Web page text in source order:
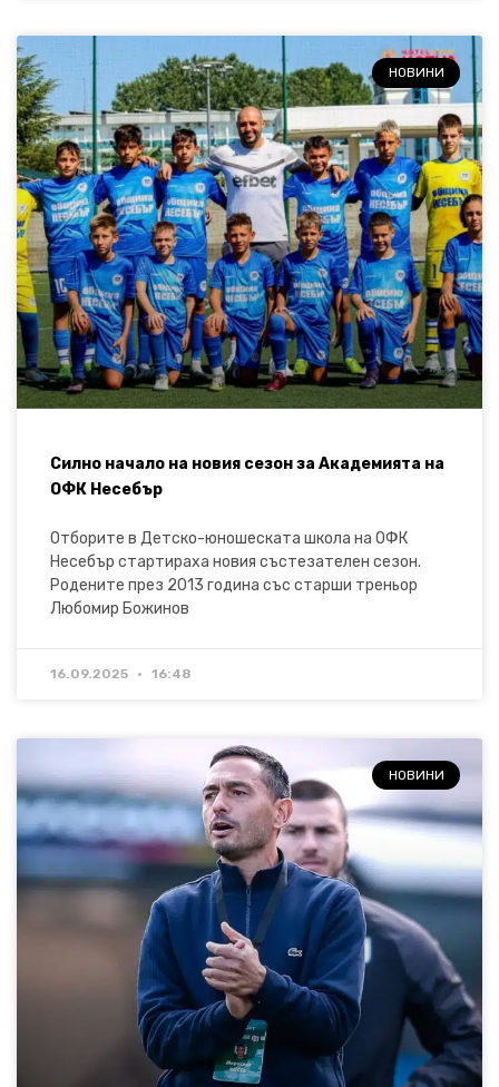
НОВИНИ
Силно начало на новия сезон за Академията на
ОФК Несебър
Отборите в Детско-юношеската школа на ОФК
Несебър стартираха новия състезателен сезон.
Родените през 2013 година със старши треньор
Любомир Божинов
16.09.2025 16:48
НОВИНИ